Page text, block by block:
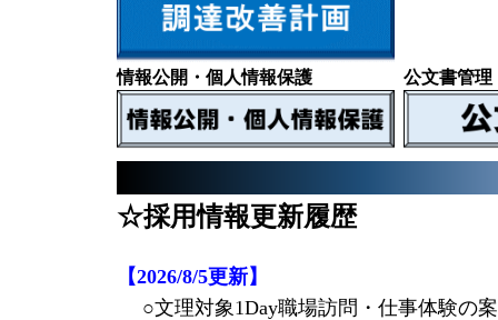
情報公開・個人情報保護 公文書管理
☆採用情報更新履歴
【2026/8/5更新】
○文理対象1Day職場訪問・仕事体験の